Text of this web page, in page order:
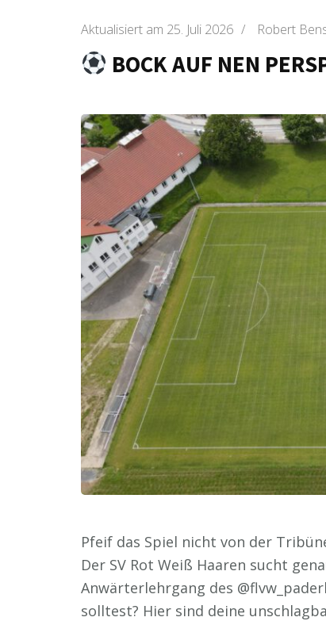
Aktualisiert am 25. Juli 2026 / Robert
BOCK AUF NEN
Pfeif das Spiel nicht von der
Der SV Rot Weiß Haaren sucht
Anwärterlehrgang des
solltest? Hier sind deine